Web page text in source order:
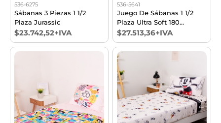
536-6275
Sábanas 3 Piezas 1 1/2
Plaza Jurassic
$23.742,52+IVA
536-5641
Juego De Sábanas 1 1/2
Plaza Ultra Soft 180
Jurassic
$27.513,36+IVA